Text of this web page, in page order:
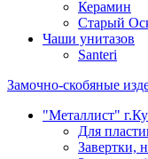
Керамин
Старый
Чаши унитазов
Santeri
Замочно-скобяные
"Металлист"
Для
Завертки,